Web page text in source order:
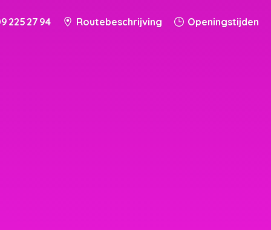
225 27 94 Routebeschrijving Openingstijden